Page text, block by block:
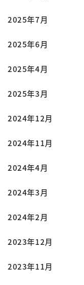
2025年7月
2025年6月
2025年4月
2025年3月
2024年12月
2024年11月
2024年4月
2024年3月
2024年2月
2023年12月
2023年11月